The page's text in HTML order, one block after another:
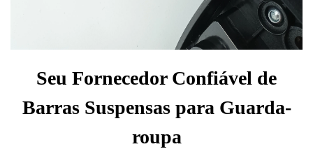
Seu Fornecedor Confiável de
Barras Suspensas para Guarda-
roupa